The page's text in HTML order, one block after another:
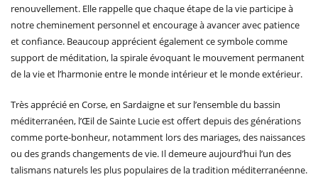
renouvellement. Elle rappelle que chaque étape de la vie participe à
notre cheminement personnel et encourage à avancer avec patience
et confiance. Beaucoup apprécient également ce symbole comme
support de méditation, la spirale évoquant le mouvement permanent
de la vie et l’harmonie entre le monde intérieur et le monde extérieur.
Très apprécié en Corse, en Sardaigne et sur l’ensemble du bassin
méditerranéen, l’Œil de Sainte Lucie est offert depuis des générations
comme porte-bonheur, notamment lors des mariages, des naissances
ou des grands changements de vie. Il demeure aujourd’hui l’un des
talismans naturels les plus populaires de la tradition méditerranéenne.